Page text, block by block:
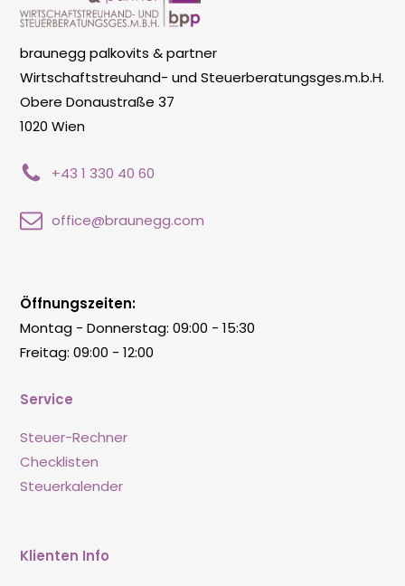
braunegg palkovits & partner
Wirtschaftstreuhand- und Steuerberatungsges.m.b.H.
Obere Donaustraße 37
1020 Wien
+43 1 330 40 60
office@braunegg.com
Service
Steuer-Rechner
Checklisten
Steuerkalender
Klienten Info
Öffnungszeiten:
Montag - Donnerstag: 09:00 - 15:30
Freitag: 09:00 - 12:00